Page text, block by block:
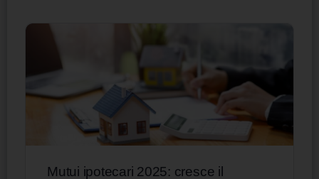
Mutui ipotecari 2025: cresce il